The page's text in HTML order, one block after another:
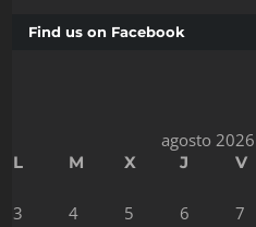
Find us on Facebook
agosto 2026
L M X J V
3
4 5 6 7